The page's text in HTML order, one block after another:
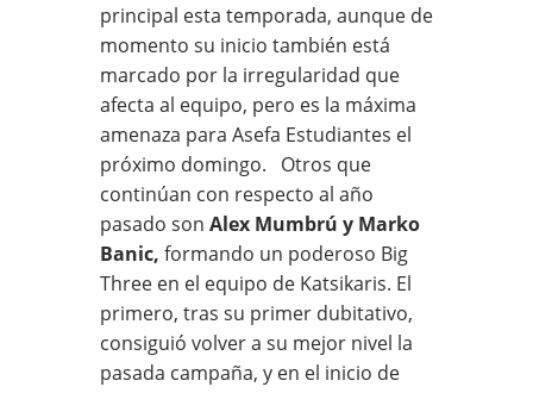
principal esta temporada, aunque de
momento su inicio también está
marcado por la irregularidad que
afecta al equipo, pero es la máxima
amenaza para Asefa Estudiantes el
próximo domingo. Otros que
continúan con respecto al año
pasado son Alex Mumbrú y Marko
Banic, formando un poderoso Big
Three en el equipo de Katsikaris. El
primero, tras su primer dubitativo,
consiguió volver a su mejor nivel la
pasada campaña, y en el inicio de